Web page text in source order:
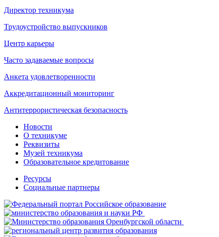
Директор техникума
Трудоустройство выпускников
Центр карьеры
Часто задаваемые вопросы
Анкета удовлетворенности
Аккредитационный мониторинг
Антитеррористическая безопасность
Новости
О техникуме
Реквизиты
Музей техникума
Образовательное кредитование
Ресурсы
Социальные партнеры